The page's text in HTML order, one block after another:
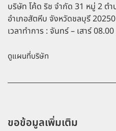
บริษัท โค้ด ริช จำกัด 31 หมู่ 2 ต
อำเภอสัตหีบ จังหวัดชลบุรี 20250
เวลาทำการ : จันทร์ – เสาร์
ดูแผนที่บริษัท
ขอข้อมูลเพิ่มเติม